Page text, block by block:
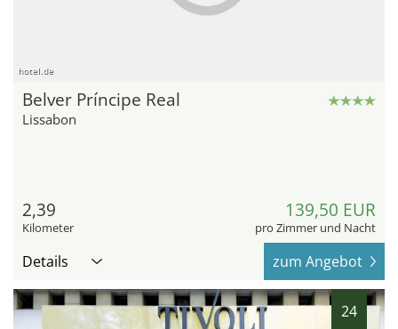
hotel.de
Belver Príncipe Real
Lissabon
2,39
Kilometer
139,50 EUR
pro Zimmer und Nacht
Details zum Angebot
24